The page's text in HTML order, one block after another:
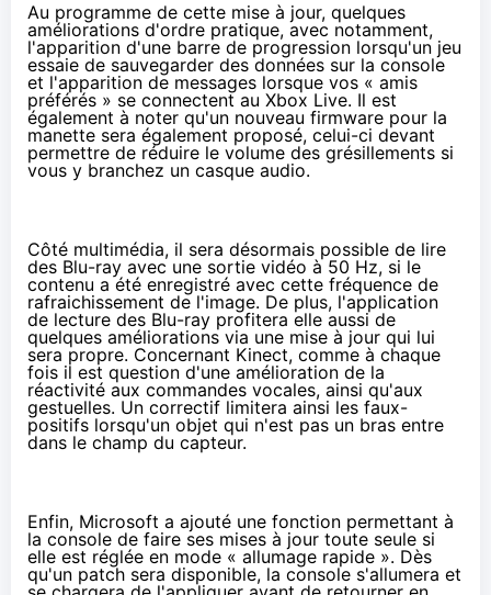
Au programme de cette mise à jour, quelques
améliorations d'ordre pratique, avec notamment,
l'apparition d'une barre de progression lorsqu'un jeu
essaie de sauvegarder des données sur la console
et l'apparition de messages lorsque vos « amis
préférés » se connectent au Xbox Live. Il est
également à noter qu'un nouveau firmware pour la
manette sera également proposé, celui-ci devant
permettre de réduire le volume des grésillements si
vous y branchez un casque audio.
Côté multimédia, il sera désormais possible de lire
des Blu-ray avec une sortie vidéo à 50 Hz, si le
contenu a été enregistré avec cette fréquence de
rafraichissement de l'image. De plus, l'application
de lecture des Blu-ray profitera elle aussi de
quelques améliorations via une mise à jour qui lui
sera propre. Concernant Kinect, comme à chaque
fois il est question d'une amélioration de la
réactivité aux commandes vocales, ainsi qu'aux
gestuelles. Un correctif limitera ainsi les faux-
positifs lorsqu'un objet qui n'est pas un bras entre
dans le champ du capteur.
Enfin, Microsoft a ajouté une fonction permettant à
la console de faire ses mises à jour toute seule si
elle est réglée en mode « allumage rapide ». Dès
qu'un patch sera disponible, la console s'allumera et